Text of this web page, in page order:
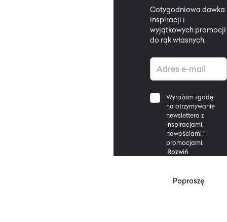
Cotygodniowa dawka
inspiracji i
wyjątkowych promocji
do rąk własnych.
Wyrażam zgodę
na otrzymywanie
newslettera z
inspiracjami,
nowościami i
promocjami.
Rozwiń
Poproszę